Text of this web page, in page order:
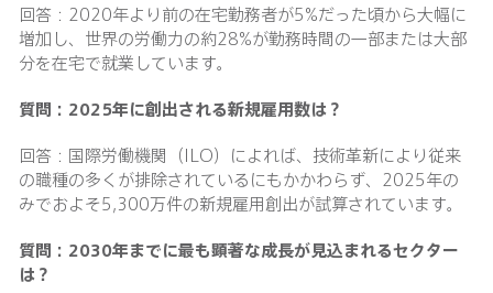
回答：2020年より前の在宅勤務者が5%だった頃から大幅に
増加し、世界の労働力の約28%が勤務時間の一部または大部
分を在宅で就業しています。
質問： 2025年に創出される新規雇用数は？
回答：国際労働機関（ILO）によれば、技術革新により従来
の職種の多くが排除されているにもかかわらず、2025年の
みでおよそ5,300万件の新規雇用創出が試算されています。
質問： 2030年までに最も顕著な成長が見込まれるセクター
は？